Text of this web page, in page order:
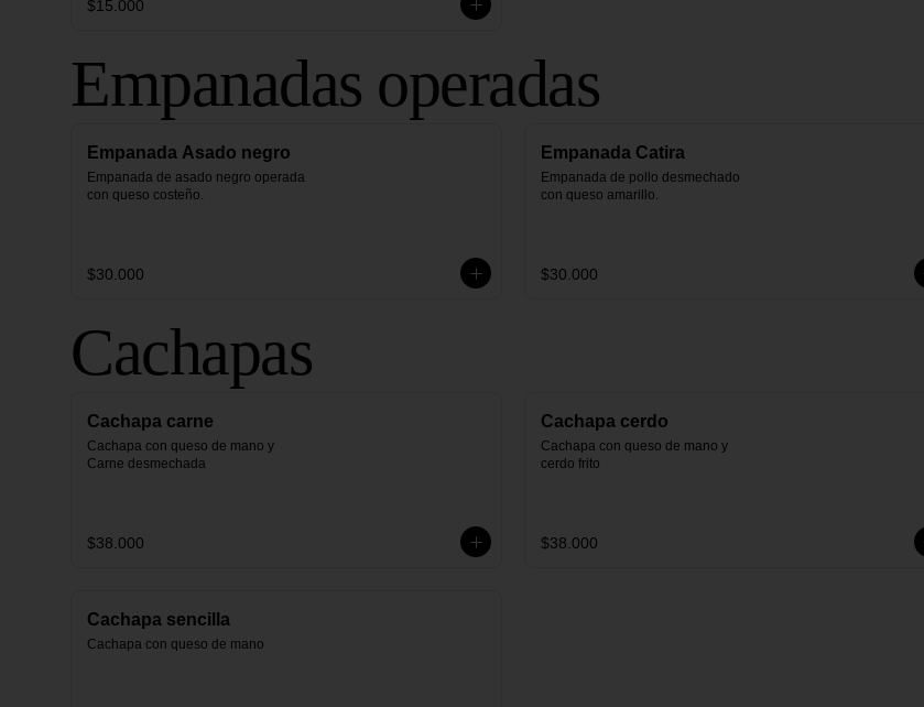
$15.000
Empanadas operadas
Empanada Asado negro
Empanada de asado negro operada
con queso costeño.
$30.000
Empanada Catira
Empanada de pollo desmechado
con queso amarillo.
$30.000
Cachapas
Cachapa carne
Cachapa con queso de mano y
Carne desmechada
$38.000
Cachapa cerdo
Cachapa con queso de mano y
cerdo frito
$38.000
Cachapa sencilla
Cachapa con queso de mano